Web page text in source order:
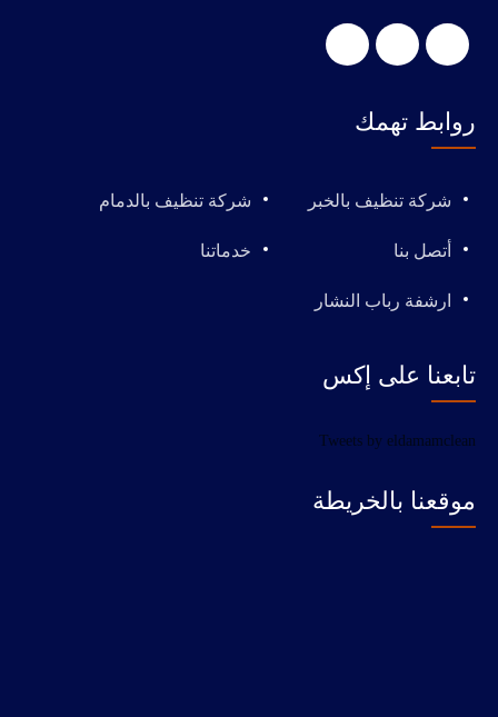
روابط تهمك
شركة تنظيف بالخبر شركة تنظيف بالدمام
أتصل بنا خدماتنا
ارشفة رباب النشار
تابعنا على إكس
Tweets by eldamamclean
موقعنا بالخريطة